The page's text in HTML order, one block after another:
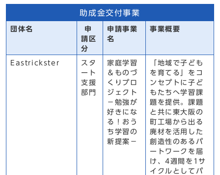
助成金交付事業
団体名
申
請区
分
申請事業
名
事業概要
Eastrickster
スタ
ート
支援
部門
家庭学習
＆ものづ
くりプロ
ジェクト
－勉強が
好きにな
る！おう
ち学習の
新提案－
「地域で子ども
を育てる」をコ
ンセプトに子ど
もたちへ学習課
題を提供。課題
と共に東大阪の
町工場から出る
廃材を活用した
創造性のあるパ
ートワークを届
け、4週間を1サ
イクルとしてパ